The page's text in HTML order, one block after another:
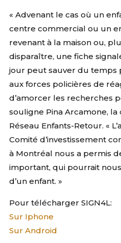
« Advenant le cas où un
centre commercial ou un
revenant à la maison ou,
disparaître, une fiche
jour peut sauver du
aux forces policières de
d’amorcer les recherches
souligne Pina Arcamone,
Réseau Enfants-Retour. «
Comité d’investissement
à Montréal nous a permis
important, qui pourrait
d’un enfant. »
Pour télécharger SIGN4L:
Sur Iphone
Sur Android